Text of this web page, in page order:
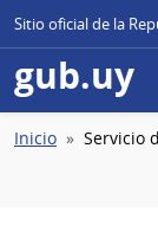
Sitio oficial de la
gub.uy
Ruta
Inicio Servicio